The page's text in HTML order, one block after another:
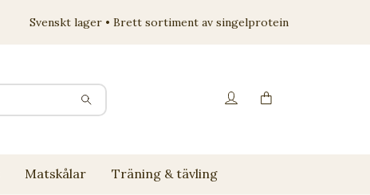
Svenskt lager • Brett sortiment av singelprotein
Matskålar Träning & tävling